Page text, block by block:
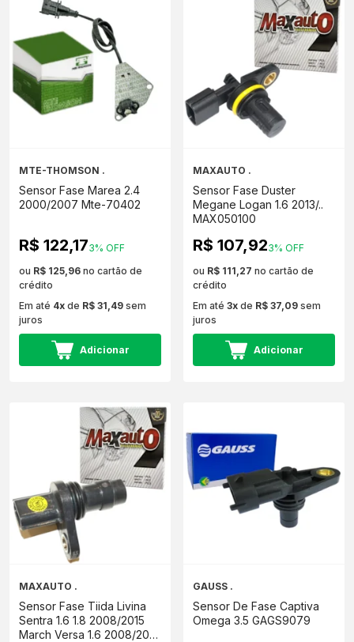
MTE-THOMSON .
Sensor Fase Marea 2.4
2000/2007 Mte-70402
R$ 122,173% OFF
ou R$ 125,96 no cartão de
crédito
Em até 4x de R$ 31,49 sem
juros
Adicionar
MAXAUTO .
Sensor Fase Duster
Megane Logan 1.6 2013/..
MAX050100
R$ 107,923% OFF
ou R$ 111,27 no cartão de
crédito
Em até 3x de R$ 37,09 sem
juros
Adicionar
MAXAUTO .
Sensor Fase Tiida Livina
Sentra 1.6 1.8 2008/2015
March Versa 1.6 2008/2015
GAUSS .
Sensor De Fase Captiva
Omega 3.5 GAGS9079